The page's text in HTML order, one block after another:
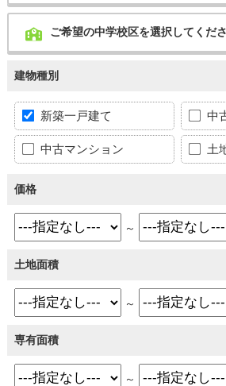
ご希望の中学校区を選択してくだ
建物種別
新築一戸建て 中
中古マンション 土
価格
～
土地面積
～
専有面積
～